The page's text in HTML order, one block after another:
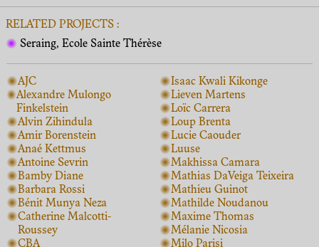
RELATED PROJECTS :
Seraing, Ecole Sainte Thérèse
AJC
Alexandre Mulongo
Finkelstein
Alvin Zihindula
Amir Borenstein
Anaé Kettmus
Antoine Sevrin
Bamby Diane
Barbara Rossi
Bénit Munya Neza
Catherine Malcotti-
Roussey
CBA
Isaac Kwali Kikonge
Lieven Martens
Loïc Carrera
Loup Brenta
Lucie Caouder
Luuse
Makhissa Camara
Mathias DaVeiga Teixeira
Mathieu Guinot
Mathilde Noudanou
Maxime Thomas
Mélanie Nicosia
Milo Parisi